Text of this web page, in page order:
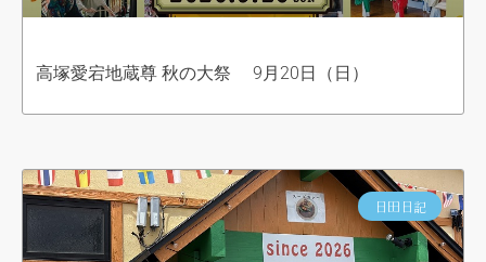
高塚愛宕地蔵尊 秋の大祭 9月20日（日）
日田日記